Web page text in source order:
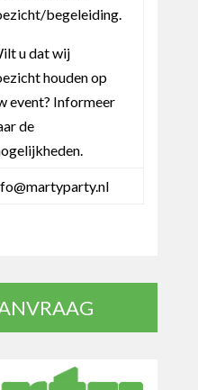
begeleiding.
u dat wij
houden op
event? Informeer
de